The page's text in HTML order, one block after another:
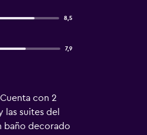
8,5
7,9
con 2
las suites del
baño decorado